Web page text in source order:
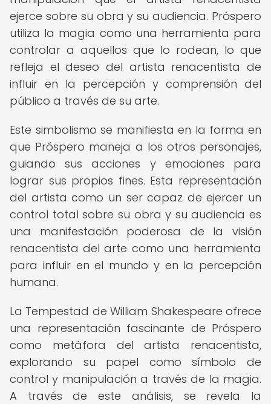
ejerce sobre su obra y su audiencia. Próspero
utiliza la magia como una herramienta para
controlar a aquellos que lo rodean, lo que
refleja el deseo del artista renacentista de
influir en la percepción y comprensión del
público a través de su arte.
Este simbolismo se manifiesta en la forma en
que Próspero maneja a los otros personajes,
guiando sus acciones y emociones para
lograr sus propios fines. Esta representación
del artista como un ser capaz de ejercer un
control total sobre su obra y su audiencia es
una manifestación poderosa de la visión
renacentista del arte como una herramienta
para influir en el mundo y en la percepción
humana.
La Tempestad de William Shakespeare ofrece
una representación fascinante de Próspero
como metáfora del artista renacentista,
explorando su papel como símbolo de
control y manipulación a través de la magia.
A través de este análisis, se revela la